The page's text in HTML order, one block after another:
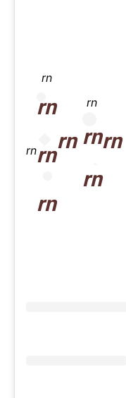
rn
rn
rn
rn
rn
rn
rn
rn
rn
rn